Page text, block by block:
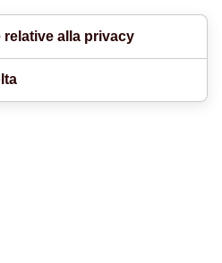
relative alla privacy